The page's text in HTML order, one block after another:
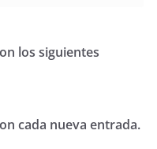
los siguientes
cada nueva entrada.